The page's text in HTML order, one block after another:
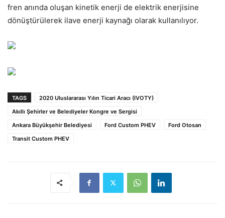
fren anında oluşan kinetik enerji de elektrik enerjisine
dönüştürülerek ilave enerji kaynağı olarak kullanılıyor.
TAGS
2020 Uluslararası Yılın Ticari Aracı (IVOTY)
Akıllı Şehirler ve Belediyeler Kongre ve Sergisi
Ankara Büyükşehir Belediyesi
Ford Custom PHEV
Ford Otosan
Transit Custom PHEV